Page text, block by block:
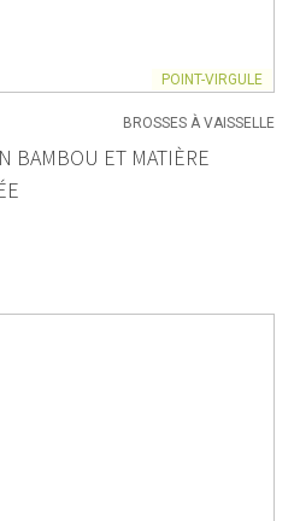
POINT-VIRGULE
BROSSES À VAISSELLE
BAMBOU ET MATIÈRE